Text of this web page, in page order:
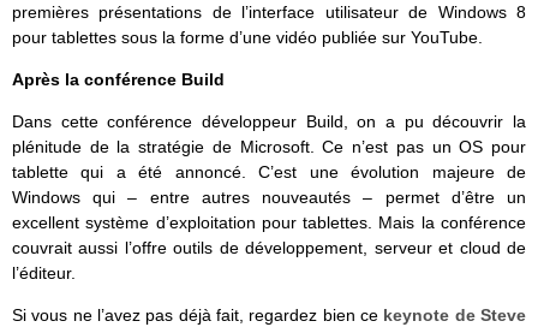
premières présentations de l’interface utilisateur de Windows 8
pour tablettes sous la forme d’une vidéo publiée sur YouTube.
Après la conférence Build
Dans cette conférence développeur Build, on a pu découvrir la
plénitude de la stratégie de Microsoft. Ce n’est pas un OS pour
tablette qui a été annoncé. C’est une évolution majeure de
Windows qui – entre autres nouveautés – permet d’être un
excellent système d’exploitation pour tablettes. Mais la conférence
couvrait aussi l’offre outils de développement, serveur et cloud de
l’éditeur.
Si vous ne l’avez pas déjà fait, regardez bien ce keynote de Steve